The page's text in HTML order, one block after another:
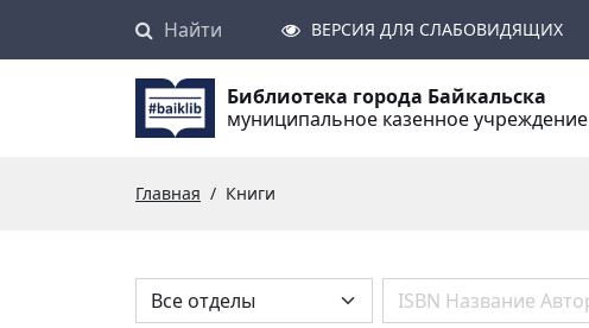
Поиск
Найти ВЕРСИЯ ДЛЯ СЛАБОВИДЯЩИХ
Библиотека города Байкальска
муниципальное казенное учреждение
Главная Книги